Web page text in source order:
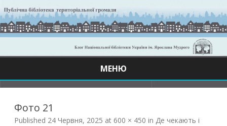
МЕНЮ
Фото 21
Published 24 Червня, 2025 at 600 × 450 in Де чекають і